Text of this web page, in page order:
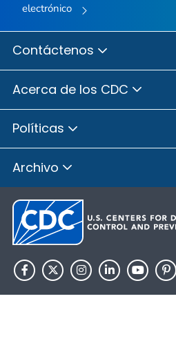
electrónico
Contáctenos
Acerca de los CDC
Políticas
Archivo